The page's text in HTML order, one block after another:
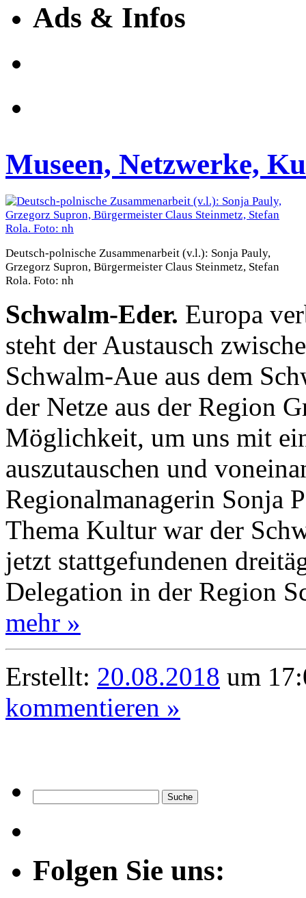
Ads & Infos
Museen, Netzwerke,
Deutsch-polnische Zusammenarbeit (v.l.): Sonja Pauly,
Grzegorz Supron, Bürgermeister Claus Steinmetz, Stefan
Rola. Foto: nh
Schwalm-Eder. Europa
steht der Austausch
Schwalm-Aue aus dem
der Netze aus der Region
Möglichkeit, um uns mit
auszutauschen und
Regionalmanagerin Sonja
Thema Kultur war der
jetzt stattgefundenen
Delegation in der Region
mehr »
Erstellt: 20.08.2018 um
kommentieren »
Folgen Sie uns: